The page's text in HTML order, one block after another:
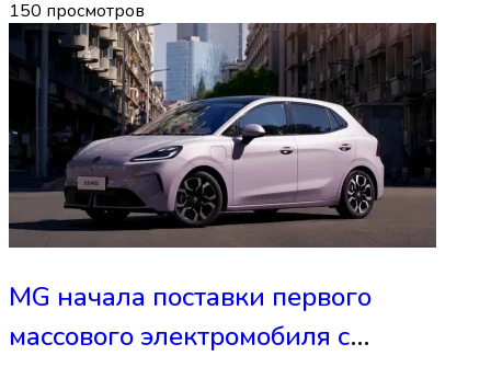
150 просмотров
MG начала поставки первого
массового электромобиля с